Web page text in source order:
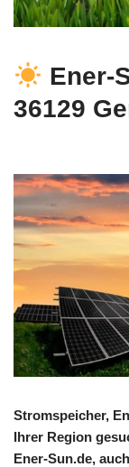
Ener-
36129
Stromspeicher,
Ihrer Region
Ener-Sun.de,